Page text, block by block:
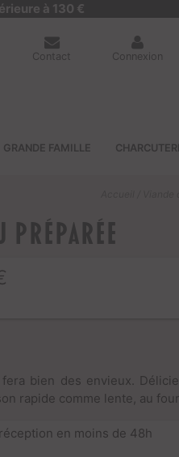
à 130 €
Contact Connexion
GRANDE FAMILLE
préparée
fera bien des envieux.
rapide comme lente, au
en moins de 48h